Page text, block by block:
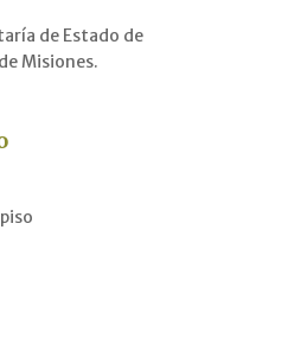
de Estado de
Misiones.